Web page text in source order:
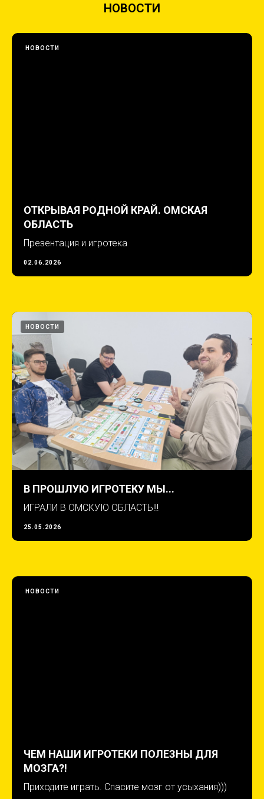
НОВОСТИ
НОВОСТИ
ОТКРЫВАЯ РОДНОЙ КРАЙ. ОМСКАЯ
ОБЛАСТЬ
Презентация и игротека
02.06.2026
НОВОСТИ
В ПРОШЛУЮ ИГРОТЕКУ МЫ...
ИГРАЛИ В ОМСКУЮ ОБЛАСТЬ!!!
25.05.2026
НОВОСТИ
ЧЕМ НАШИ ИГРОТЕКИ ПОЛЕЗНЫ ДЛЯ
МОЗГА?!
Приходите играть. Спасите мозг от усыхания)))